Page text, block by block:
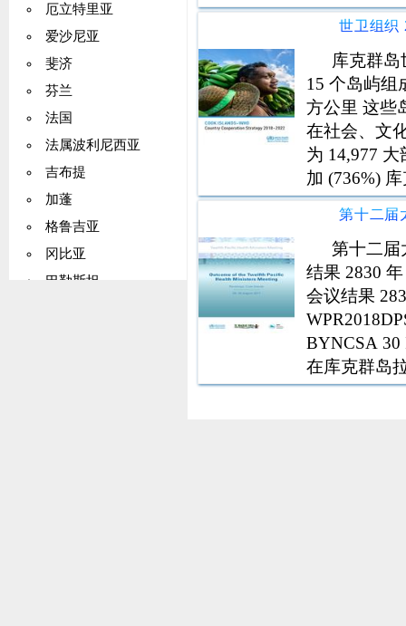
厄立特里亚
爱沙尼亚
斐济
芬兰
法国
法属波利尼西亚
吉布提
加蓬
格鲁吉亚
冈比亚
巴勒斯坦
库克群岛
15 个岛屿组
方公里 这些
在社会、文
为 14,977
加 (736%)
在与库克群
立的议会民
第十二届
结果 2830
会议结果
BYNCSA 30
在库克群岛
文件 它强调